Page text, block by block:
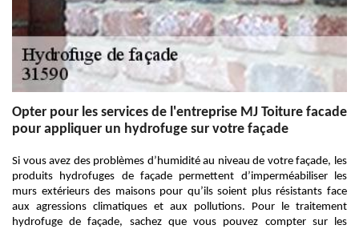
Opter pour les services de l'entreprise MJ Toiture facade
pour appliquer un hydrofuge sur votre façade
Si vous avez des problèmes d’humidité au niveau de votre façade, les
produits hydrofuges de façade permettent d’imperméabiliser les
murs extérieurs des maisons pour qu’ils soient plus résistants face
aux agressions climatiques et aux pollutions. Pour le traitement
hydrofuge de façade, sachez que vous pouvez compter sur les